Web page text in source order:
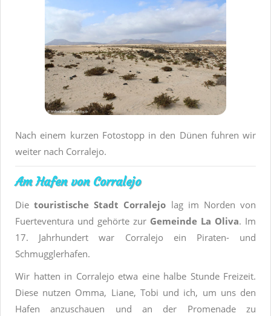
Nach einem kurzen Fotostopp in den Dünen fuhren wir
weiter nach Corralejo.
Am Hafen von Corralejo
Dietouristische Stadt Corralejo lag im Norden von
Fuerteventura und gehörte zur Gemeinde La Oliva. Im
17. Jahrhundert war Corralejo ein Piraten- und
Schmugglerhafen.
Wir hatten in Corralejo etwa eine halbe Stunde Freizeit.
Diese nutzen Omma, Liane, Tobi und ich, um uns den
Hafen anzuschauen und an der Promenade zu